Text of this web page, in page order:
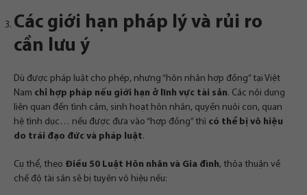
Các giới hạn pháp lý và rủi ro
cần lưu ý
Dù được pháp luật cho phép, nhưng “hôn nhân hợp đồng” tại Việt
Nam chỉ hợp pháp nếu giới hạn ở lĩnh vực tài sản. Các nội dung
liên quan đến tình cảm, sinh hoạt hôn nhân, quyền nuôi con, quan
hệ tình dục… nếu được đưa vào “hợp đồng” thì có thể bị vô hiệu
do trái đạo đức và pháp luật.
Cụ thể, theo Điều 50 Luật Hôn nhân và Gia đình, thỏa thuận về
chế độ tài sản sẽ bị tuyên vô hiệu nếu: